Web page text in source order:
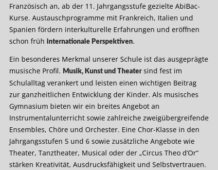
Französisch an, ab der 11. Jahrgangsstufe gezielte AbiBac-
Kurse. Austauschprogramme mit Frankreich, Italien und
Spanien fördern interkulturelle Erfahrungen und eröffnen
schon früh internationale Perspektiven.
Ein besonderes Merkmal unserer Schule ist das ausgeprägte
musische Profil. Musik, Kunst und Theatersind fest im
Schulalltag verankert und leisten einen wichtigen Beitrag
zur ganzheitlichen Entwicklung der Kinder. Als musisches
Gymnasium bieten wir ein breites Angebot an
Instrumentalunterricht sowie zahlreiche zweigübergreifende
Ensembles, Chöre und Orchester. Eine Chor-Klasse in den
Jahrgangsstufen 5 und 6 sowie zusätzliche Angebote wie
Theater, Tanztheater, Musical oder der „Circus Theo d’Or“
stärken Kreativität, Ausdrucksfähigkeit und Selbstvertrauen.